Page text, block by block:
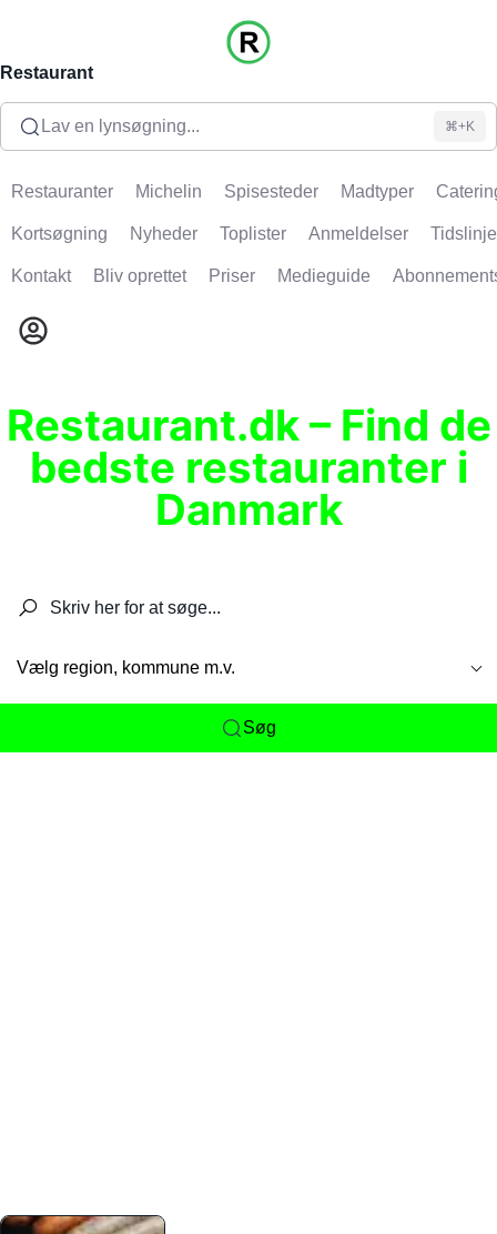
Restaurant
Lav en lynsøgning... ⌘+K
Restauranter Michelin Spisesteder Madtyper
Kortsøgning Nyheder Toplister Anmeldelser Tidslinje
Kontakt Bliv oprettet Priser Medieguide
Restaurant.dk – Find de
bedste restauranter i
Danmark
Vælg region, kommune m.v.
Søg